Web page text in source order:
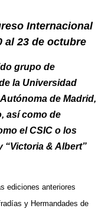
Internacional
al 23 de octubre
grupo de
la Universidad
de Madrid,
así como de
el CSIC o los
“Victoria & Albert”
ediciones anteriores
y Hermandades de